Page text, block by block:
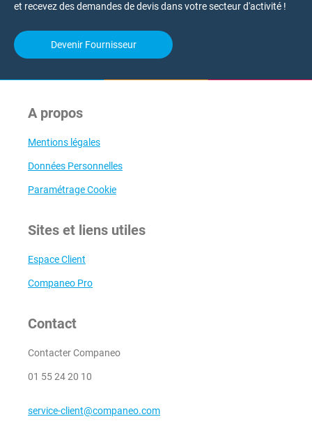
et recevez des demandes de devis dans votre secteur d'activité !
Devenir Fournisseur
A propos
Mentions légales
Données Personnelles
Paramétrage Cookie
Sites et liens utiles
Espace Client
Companeo Pro
Contact
Contacter Companeo
01 55 24 20 10
service-client@companeo.com